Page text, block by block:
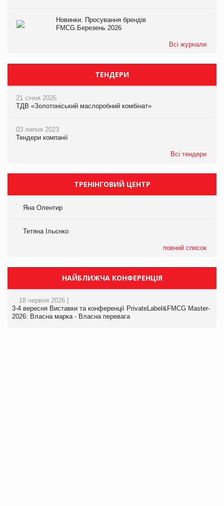
Новинки. Просування брендів
FMCG.Березень 2026
Всі журнали
ТЕНДЕРИ
21 січня 2026
ТДВ «Золотоніський маслоробний комбінат»
03 липня 2023
Тендери компанії
Всі тендери
ТРЕНІНГОВИЙ ЦЕНТР
Яна Олентир
Тетяна Ільєнко
повний список
НАЙБЛИЖЧА КОНФЕРЕНЦІЯ
18 червня 2026 |
3-4 вересня Виставки та конференції PrivateLabel&FMCG Master-
2026: Власна марка - Власна перевага